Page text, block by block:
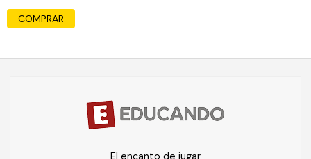
El encanto de jugar